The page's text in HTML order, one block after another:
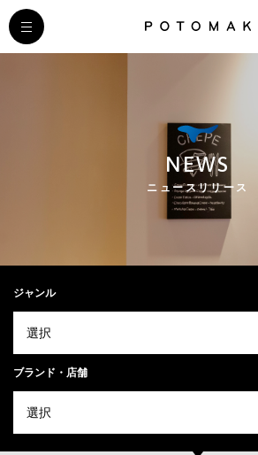
MESSAGE
BRAND/SHOP
DOMAIN
NEWS
ニュースリリース
ジャンル
ブランド・店舗